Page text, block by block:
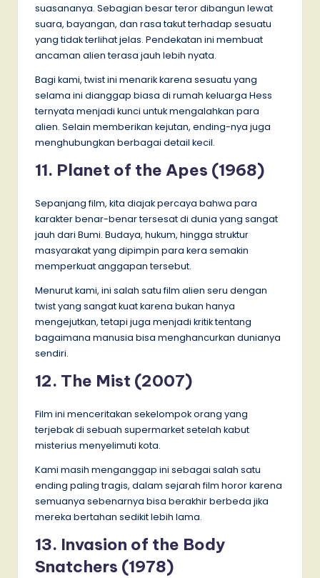
suasananya. Sebagian besar teror dibangun lewat
suara, bayangan, dan rasa takut terhadap sesuatu
yang tidak terlihat jelas. Pendekatan ini membuat
ancaman alien terasa jauh lebih nyata.
Bagi kami, twist ini menarik karena sesuatu yang
selama ini dianggap biasa di rumah keluarga Hess
ternyata menjadi kunci untuk mengalahkan para
alien. Selain memberikan kejutan, ending-nya juga
menghubungkan berbagai detail kecil.
11. Planet of the Apes (1968)
Sepanjang film, kita diajak percaya bahwa para
karakter benar-benar tersesat di dunia yang sangat
jauh dari Bumi. Budaya, hukum, hingga struktur
masyarakat yang dipimpin para kera semakin
memperkuat anggapan tersebut.
Menurut kami, ini salah satu film alien seru dengan
twist yang sangat kuat karena bukan hanya
mengejutkan, tetapi juga menjadi kritik tentang
bagaimana manusia bisa menghancurkan dunianya
sendiri.
12. The Mist (2007)
Film ini menceritakan sekelompok orang yang
terjebak di sebuah supermarket setelah kabut
misterius menyelimuti kota.
Kami masih menganggap ini sebagai salah satu
ending paling tragis, dalam sejarah film horor karena
semuanya sebenarnya bisa berakhir berbeda jika
mereka bertahan sedikit lebih lama.
13. Invasion of the Body
Snatchers (1978)